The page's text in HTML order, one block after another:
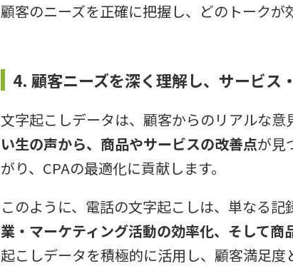
顧客のニーズを正確に把握し、どのトークが
4. 顧客ニーズを深く理解し、サービス
文字起こしデータは、顧客からのリアルな意
い生の声から、商品やサービスの改善点が見
がり、CPAの最適化に貢献します。
このように、電話の文字起こしは、単なる記
業・マーケティング活動の効率化、そして
起こしデータを積極的に活用し、顧客満足度